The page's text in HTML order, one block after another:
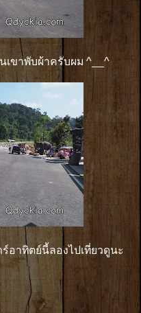
เขาพับผ้าครับผม ^__^
อาทิตย์นี้ลองไปเที่ยวดูนะ